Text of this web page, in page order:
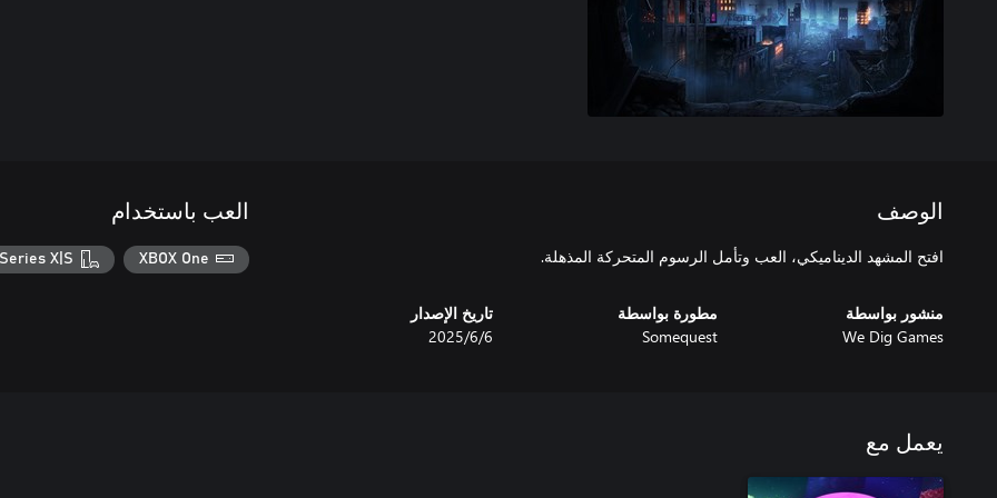
الوصف
افتح المشهد الديناميكي، العب وتأمل الرسوم المتحركة المذهلة.
منشور بواسطة
We Dig Games
مطورة بواسطة
Somequest
تاريخ الإصدار
6‏/6‏/2025
العب باستخدام
XBOX One
X|S
يعمل مع